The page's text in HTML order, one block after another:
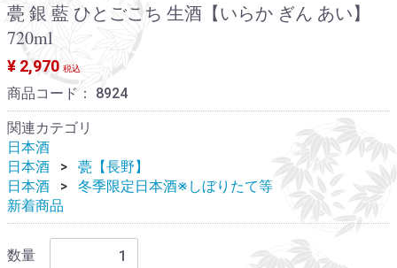
甍 銀 藍 ひとごこち 生酒【いらか ぎん あい】
720ml
¥ 2,970 税込
商品コード： 8924
関連カテゴリ
日本酒
日本酒
甍【長野】
日本酒
冬季限定日本酒※しぼりたて等
新着商品
数量